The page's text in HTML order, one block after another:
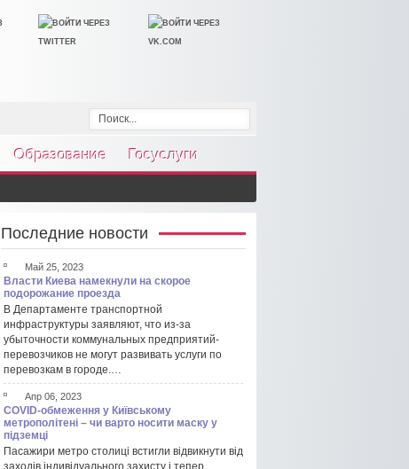
Образование Госуслуги
Последние новости
Май 25, 2023
Власти Киева намекнули на скорое
подорожание проезда
В Департаменте транспортной
инфраструктуры заявляют, что из-за
убыточности коммунальных предприятий-
перевозчиков не могут развивать услуги по
перевозкам в городе.…
Апр 06, 2023
COVID-обмеження у Київському
метрополітені – чи варто носити маску у
підземці
Пасажири метро столиці встигли відвикнути від
заходів індивідуального захисту і тепер